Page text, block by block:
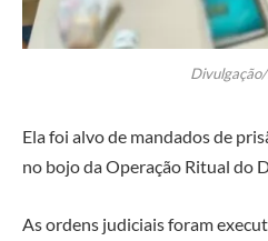
Ela foi alvo de mandados de
no bojo da Operação Ritual do
As ordens judiciais foram